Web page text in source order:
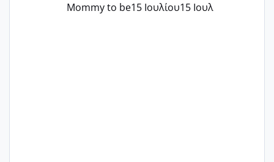
Mommy to be15 Ιουλίου15 Ιουλ